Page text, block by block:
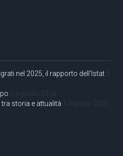
nel 2025, il rapporto dell’Istat 5
5 Agosto 2026
tra storia e attualità 1 Agosto 2026